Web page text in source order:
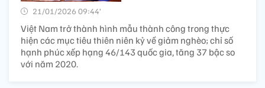
21/01/2026 09:44’
Việt Nam trở thành hình mẫu thành công trong thực
hiện các mục tiêu thiên niên kỷ về giảm nghèo; chỉ số
hạnh phúc xếp hạng 46/143 quốc gia, tăng 37 bậc so
với năm 2020.